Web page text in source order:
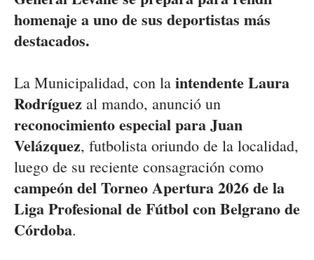
homenaje a uno de sus deportistas más
destacados.
La Municipalidad, con la intendente Laura
Rodríguez al mando, anunció un
reconocimiento especial para Juan
Velázquez, futbolista oriundo de la localidad,
luego de su reciente consagración como
campeón del Torneo Apertura 2026 de la
Liga Profesional de Fútbol con Belgrano de
Córdoba.